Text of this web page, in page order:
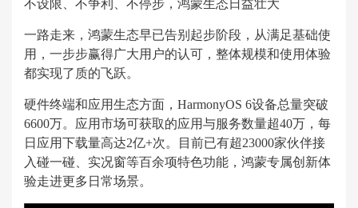
不设限、不争利、不停步，鸿蒙生态日益壮大
一路走来，鸿蒙生态早已告别起步阶段，从满足基础使
用，一步步赢得广大用户的认可，整体规模和使用体验
都实现了质的飞跃。
硬件终端和应用生态方面，HarmonyOS 6设备总量突破
6600万。应用市场可获取的应用与服务数量超40万，每
日应用下载量高达2亿+次。目前已有超23000家伙伴接
入碰一碰、实况窗等百余项特色功能，鸿蒙专属创新体
验走进更多日常场景。